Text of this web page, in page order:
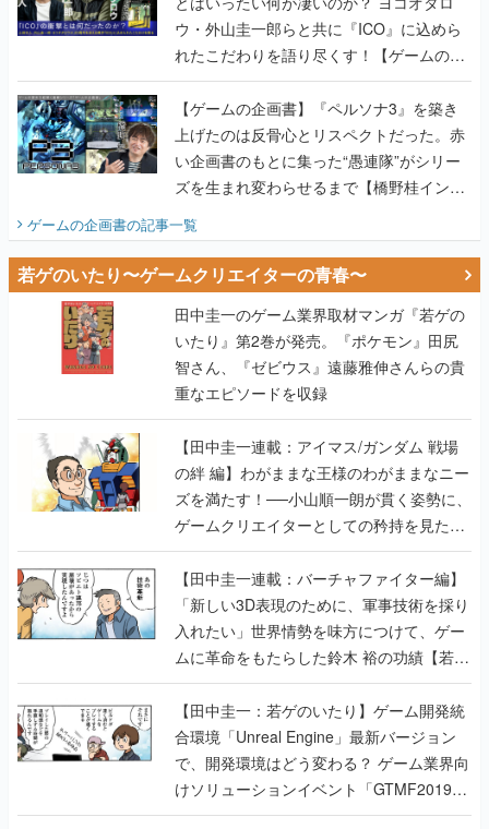
ウ・外山圭一郎らと共に『ICO』に込めら
れたこだわりを語り尽くす！【ゲームの企
画書】
【ゲームの企画書】『ペルソナ3』を築き
上げたのは反骨心とリスペクトだった。赤
い企画書のもとに集った“愚連隊”がシリー
ズを生まれ変わらせるまで【橋野桂インタ
ゲームの企画書の記事一覧
若ゲのいたり〜ゲームクリエイターの青春〜
田中圭一のゲーム業界取材マンガ『若ゲの
いたり』第2巻が発売。『ポケモン』田尻
智さん、『ゼビウス』遠藤雅伸さんらの貴
重なエピソードを収録
【田中圭一連載：アイマス/ガンダム 戦場
の絆 編】わがままな王様のわがままなニー
ズを満たす！──小山順一朗が貫く姿勢に、
ゲームクリエイターとしての矜持を見た
【若ゲのいたり最終回】
【田中圭一連載：バーチャファイター編】
「新しい3D表現のために、軍事技術を採り
入れたい」世界情勢を味方につけて、ゲー
ムに革命をもたらした鈴木 裕の功績【若ゲ
のいたり】
【田中圭一：若ゲのいたり】ゲーム開発統
合環境「Unreal Engine」最新バージョン
で、開発環境はどう変わる？ ゲーム業界向
けソリューションイベント「GTMF2019」
に行って、より理解を深めよう【PR】